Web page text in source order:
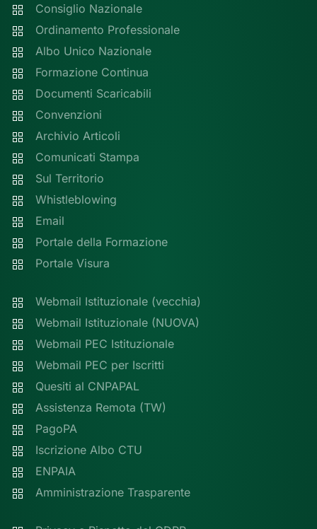
Consiglio Nazionale
Ordinamento Professionale
Albo Unico Nazionale
Formazione Continua
Documenti Scaricabili
Convenzioni
Archivio Articoli
Comunicati Stampa
Sul Territorio
Whistleblowing
Email
Portale della Formazione
Portale Visura
Webmail Istituzionale (vecchia)
Webmail Istituzionale (NUOVA)
Webmail PEC Istituzionale
Webmail PEC per Iscritti
Quesiti al CNPAPAL
Assistenza Remota (TW)
PagoPA
Iscrizione Albo CTU
ENPAIA
Amministrazione Trasparente